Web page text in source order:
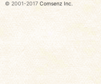
© 2001-2017 Comsenz Inc.